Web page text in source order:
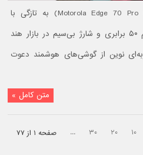
موتورولا اج ۷۰ پرو پلاس (Motorola Edge 70 Pro Plus) به تازگی با
قابلیت‌هایی چشمگیر از جمله زوم ۵۰ برابری و شارژ بی‌سیم در بازار هند
نوین از گوشی‌های هوشمند دعوت
متن کامل »
صفحه ۱ از ۷۷ ۱۰ ۲۰ ۳۰
...